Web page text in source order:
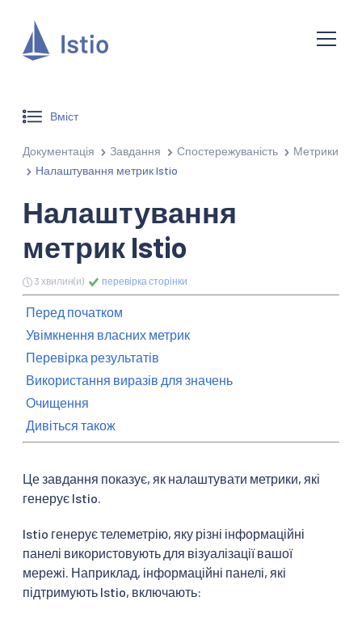
Вміст
Документація Завдання Спостережуваність
Метрики
Налаштування метрик Istio
Налаштування
метрик Istio
3 хвилин(и) перевірка сторінки
Перед початком
Увімкнення власних метрик
Перевірка результатів
Використання виразів для значень
Очищення
Дивіться також
Це завдання показує, як налаштувати метрики, які
генерує Istio.
Istio генерує телеметрію, яку різні інформаційні
панелі використовують для візуалізації вашої
мережі. Наприклад, інформаційні панелі, які
підтримують Istio, включають: